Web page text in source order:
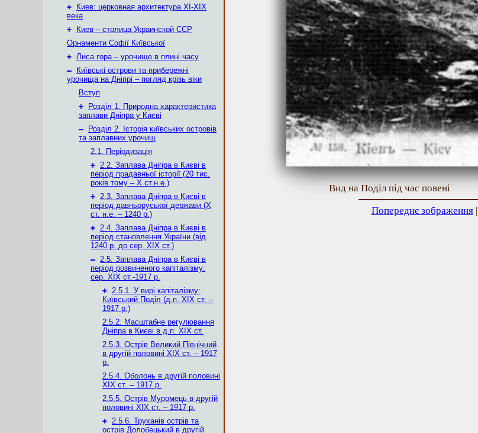
+
Киев: церковная архитектура XI-XIX
века
+
Киев – столица Украинской ССР
Орнаменти Софії Київської
+ Лиса гора – урочище в плині часу
–
Київські острови та прибережні
урочища на Дніпрі – погляд крізь віки
Вступ
+
Розділ 1. Природна характеристика
заплави Дніпра у Києві
–
Розділ 2. Історія київських островів
та заплавних урочищ
2.1. Періодизація
+ 2.2. Заплава Дніпра в Києві в
період прадавньої історії (20 тис.
років тому – X ст.н.е.)
+ 2.3. Заплава Дніпра в Києві в
період давньоруської держави (Х
ст. н.е. – 1240 р.)
+ 2.4. Заплава Дніпра в Києві в
період становлення України (від
1240 р. до сер. ХІХ ст.)
– 2.5. Заплава Дніпра в Києві в
період розвиненого капіталізму:
сер. ХІХ ст.-1917 р.
+ 2.5.1. У вирі капіталізму:
Київський Поділ (д.п. ХІХ ст. –
1917 р.)
2.5.2. Масштабне регулювання
Дніпра в Києві в д.п. ХІХ ст.
2.5.3. Острів Великий Північний
в другій половині ХІХ ст. – 1917
р.
2.5.4. Оболонь в другій половині
ХІХ ст. – 1917 р.
2.5.5. Острів Муромець в другій
половині ХІХ ст. – 1917 р.
+ 2.5.6. Труханів острів та
острів Долобецький в другій
Вид на Поділ під час повені
Попереднє зображення|